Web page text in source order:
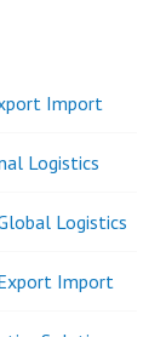
Import
Logistics
Logistics
Import